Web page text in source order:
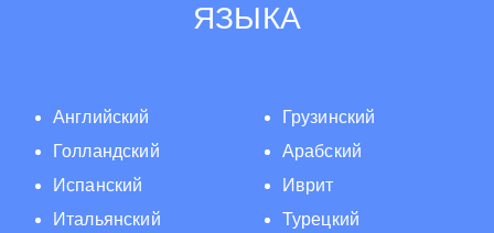
ЯЗЫКА
Английский
Голландский
Испанский
Итальянский
Грузинский
Арабский
Иврит
Турецкий